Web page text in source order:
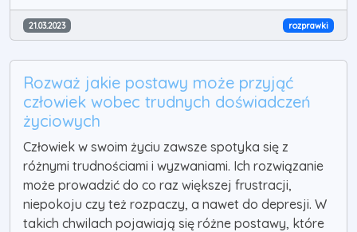
21.03.2023 rozprawki
Rozważ jakie postawy może przyjąć
człowiek wobec trudnych doświadczeń
życiowych
Człowiek w swoim życiu zawsze spotyka się z
różnymi trudnościami i wyzwaniami. Ich rozwiązanie
może prowadzić do co raz większej frustracji,
niepokoju czy też rozpaczy, a nawet do depresji. W
takich chwilach pojawiają się różne postawy, które